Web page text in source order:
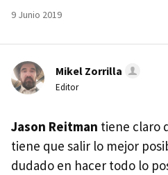
9 Junio 2019
Mikel Zorrilla
Editor
Jason Reitman tiene claro
tiene que salir lo mejor
dudado en hacer todo lo